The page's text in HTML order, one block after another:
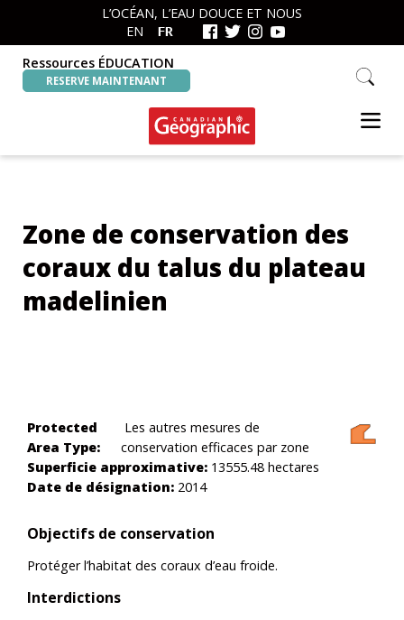
primary
navigation
main
content
L’OCÉAN, L’EAU DOUCE ET NOUS
EN
FR
Ressources ÉDUCATION
RESERVE MAINTENANT
Canadian
Interactive
Map
Search
website
Zone de conservation des
coraux du talus du plateau
madelinien
Protected
Area Type:
Les autres mesures de
conservation efficaces par zone
Superficie approximative: 13555.48 hectares
Date de désignation: 2014
Objectifs de conservation
Protéger l’habitat des coraux d’eau froide.
Interdictions